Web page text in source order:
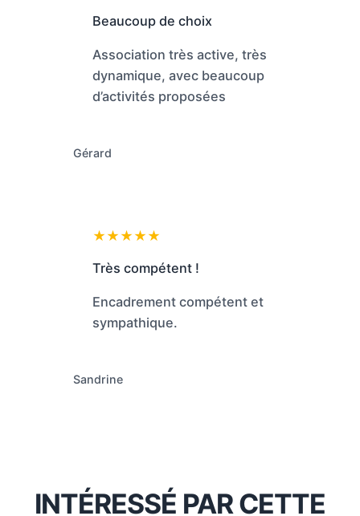
Beaucoup de choix
Association très active, très
dynamique, avec beaucoup
d’activités proposées
Gérard
★★★★★
Très compétent !
Encadrement compétent et
sympathique.
Sandrine
INTÉRESSÉ PAR CETTE